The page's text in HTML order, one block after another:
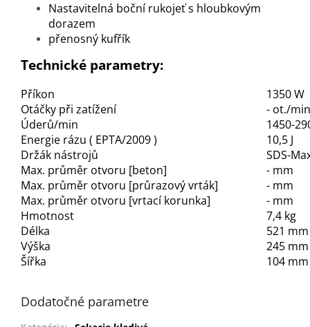
Nastavitelná boční rukojeť s hloubkovým
dorazem
přenosný kufřík
Technické parametry:
Příkon
1350 W
Otáčky při zatížení
- ot./min
Úderů/min
1450-
Energie rázu ( EPTA/2009 )
10,5 J
Držák nástrojů
SDS-
Max. průměr otvoru [beton]
- mm
Max. průměr otvoru [průrazový vrták]
- mm
Max. průměr otvoru [vrtací korunka]
- mm
Hmotnost
7,4 kg
Délka
521 mm
Výška
245 mm
Šířka
104 mm
Dodatočné parametre